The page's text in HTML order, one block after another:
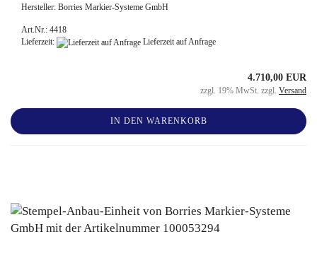
Hersteller: Borries Markier-Systeme GmbH
Art.Nr.: 4418
Lieferzeit:
Lieferzeit auf Anfrage
4.710,00 EUR
zzgl. 19% MwSt. zzgl. Versand
IN DEN WARENKORB